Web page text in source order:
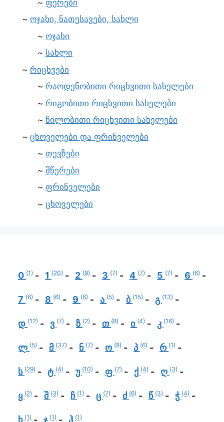
ფერები
ოჯახი, ნათესავები, სახლი
ოჯახი
სახლი
რიცხვები
რაოდენობითი რიცხვითი სახელები
რიგობითი რიცხვითი სახელები
წილობითი რიცხვითი სახელები
ცხოველები და ფრინველები
თევზები
მწერები
ფრინველები
ცხოველები
0 (1) 1 (20) 2 (9) 3 (7) 4 (7) 5 (7) 6 (6)
7 (6) 8 (6) 9 (6) ა (5) ბ (15) გ (13)
დ (12) ვ (7) ზ (2) თ (8) ი (4) კ (16)
ლ (5) მ (37) ნ (7) ო (8) პ (6) რ (1)
ს (29) ტ (4) უ (10) ფ (7) ქ (4) ღ (3)
ყ (2) შ (3) ჩ (1) ც (7) ძ (6) წ (3) ჭ (4)
ხ (1) ჯ (1) ჰ (1)